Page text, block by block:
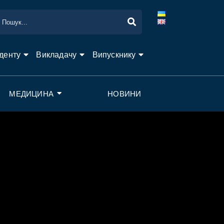
Викладачу Випускнику
МЕДИЦИНА НОВИНИ